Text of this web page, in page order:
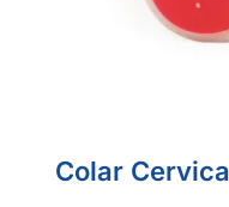
Colar